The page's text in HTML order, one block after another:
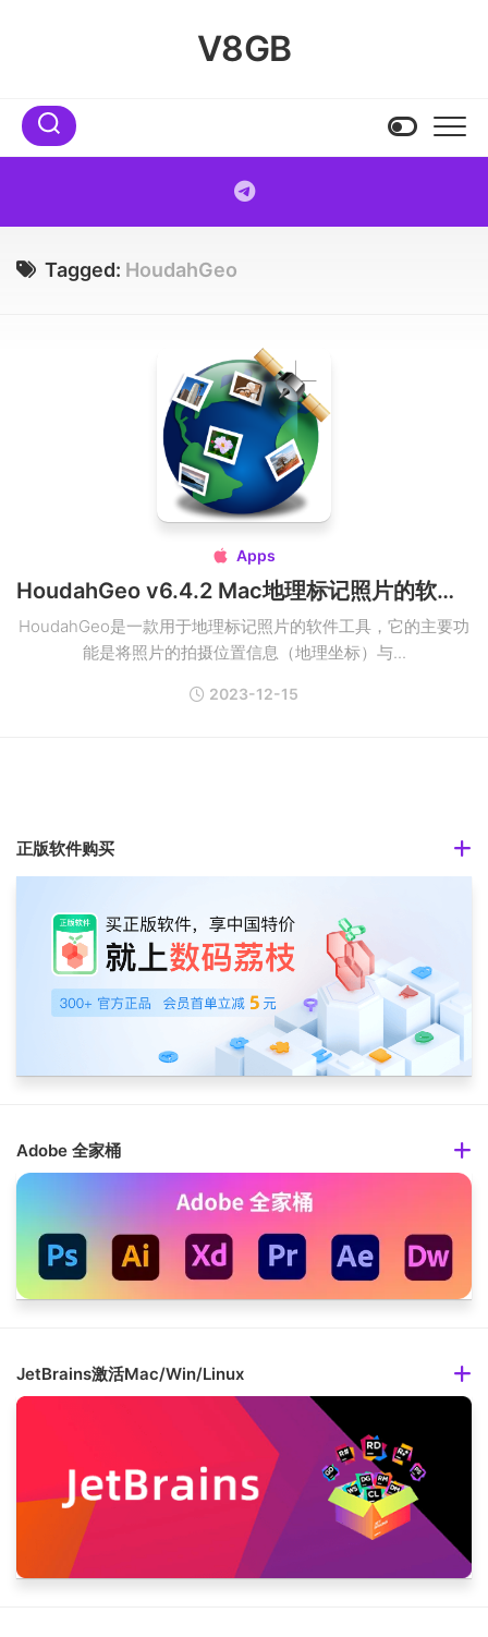
V8GB
Tagged: HoudahGeo
 Apps
HoudahGeo v6.4.2 Mac地理标记照片的软件工具
HoudahGeo是一款用于地理标记照片的软件工具，它的主要功
能是将照片的拍摄位置信息（地理坐标）与...
2023-12-15
正版软件购买
Adobe 全家桶
JetBrains激活Mac/Win/Linux